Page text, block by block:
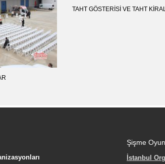
TAHT GÖSTERISI VE TAHT
Şişme
İstanbul